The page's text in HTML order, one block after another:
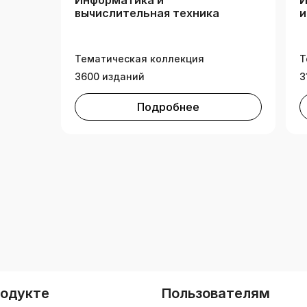
вычислительная техника
Тематическая коллекция
3600 изданий
Подробнее
Пользователям